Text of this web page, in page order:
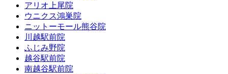
アリオ上尾院
ウニクス鴻巣院
ニットーモール熊谷院
川越駅前院
ふじみ野院
越谷駅前院
南越谷駅前院